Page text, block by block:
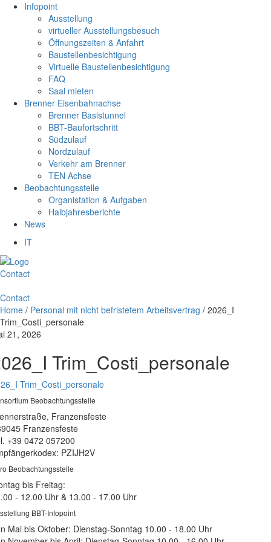
Infopoint
Ausstellung
virtueller Ausstellungsbesuch
Öffnungszeiten & Anfahrt
Baustellenbesichtigung
Virtuelle Baustellenbesichtigung
FAQ
Saal mieten
Brenner Eisenbahnachse
Brenner Basistunnel
BBT-Baufortschritt
Südzulauf
Nordzulauf
Verkehr am Brenner
TEN Achse
Beobachtungsstelle
Organistation & Aufgaben
Halbjahresberichte
News
IT
Contact
Contact
Home / Personal mit nicht befristetem Arbeitsvertrag / 2026_I
Trim_Costi_personale
21, 2026
Trim_Costi_personale
Trim_Costi_personale
Beobachtungsstelle
Franzensfeste
Franzensfeste
+39 0472 057200
PZIJH2V
Beobachtungsstelle
bis Freitag:
- 12.00 Uhr & 13.00 - 17.00 Uhr
BBT-Infopoint
Mai bis Oktober: Dienstag-Sonntag 10.00 - 18.00 Uhr